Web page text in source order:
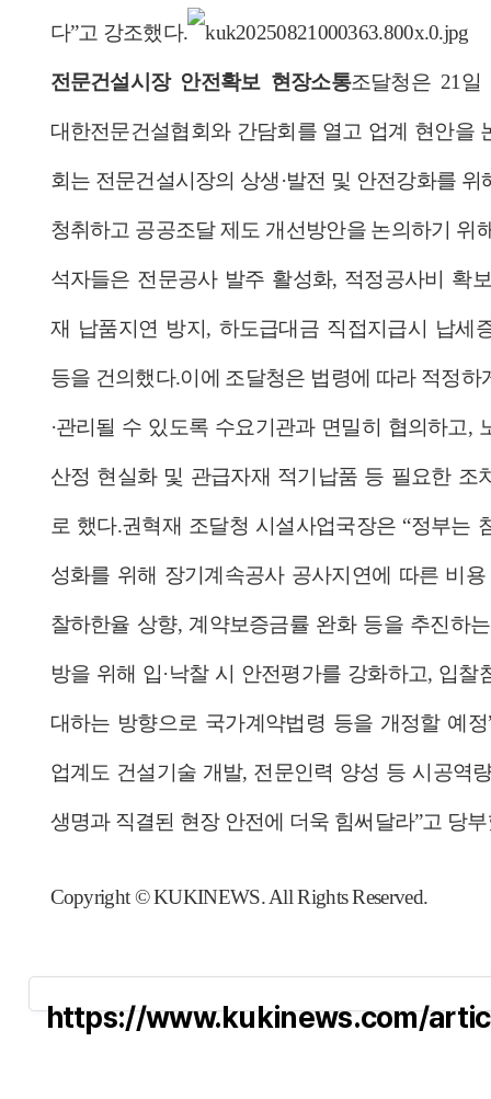
다”고 강조했다.
전문건설시장 안전확보 현장소통조달청은 21일
대한전문건설협회와 간담회를 열고 업계 현안을
회는 전문건설시장의 상생·발전 및 안전강화를 위
청취하고 공공조달 제도 개선방안을 논의하기 위
석자들은 전문공사 발주 활성화, 적정공사비 확
재 납품지연 방지, 하도급대금 직접지급시 납세
등을 건의했다.이에 조달청은 법령에 따라 적정하
·관리될 수 있도록 수요기관과 면밀히 협의하고,
산정 현실화 및 관급자재 적기납품 등 필요한 조
로 했다.권혁재 조달청 시설사업국장은 “정부는
성화를 위해 장기계속공사 공사지연에 따른 비
찰하한율 상향, 계약보증금률 완화 등을 추진하
방을 위해 입·낙찰 시 안전평가를 강화하고, 입찰
대하는 방향으로 국가계약법령 등을 개정할 예정
업계도 건설기술 개발, 전문인력 양성 등 시공역
생명과 직결된 현장 안전에 더욱 힘써달라”고 당
Copyright © KUKINEWS. All Rights Reserved.
https://www.kukinews.com/